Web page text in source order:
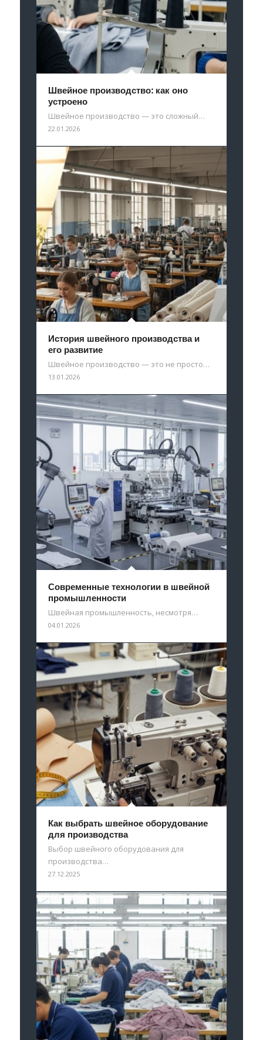
Швейное производство: как оно
устроено
Швейное производство — это сложный…
22.01.2026
История швейного производства и
его развитие
Швейное производство — это не просто…
13.01.2026
Современные технологии в швейной
промышленности
Швейная промышленность, несмотря…
04.01.2026
Как выбрать швейное оборудование
для производства
Выбор швейного оборудования для
производства…
27.12.2025